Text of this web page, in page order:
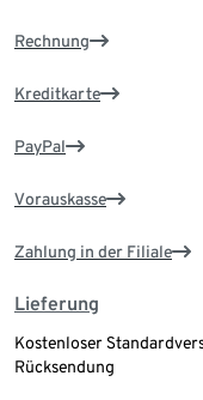
Rechnung
Kreditkarte
PayPal
Vorauskasse
Zahlung in der Filiale
Lieferung
Kostenloser
Rücksendung